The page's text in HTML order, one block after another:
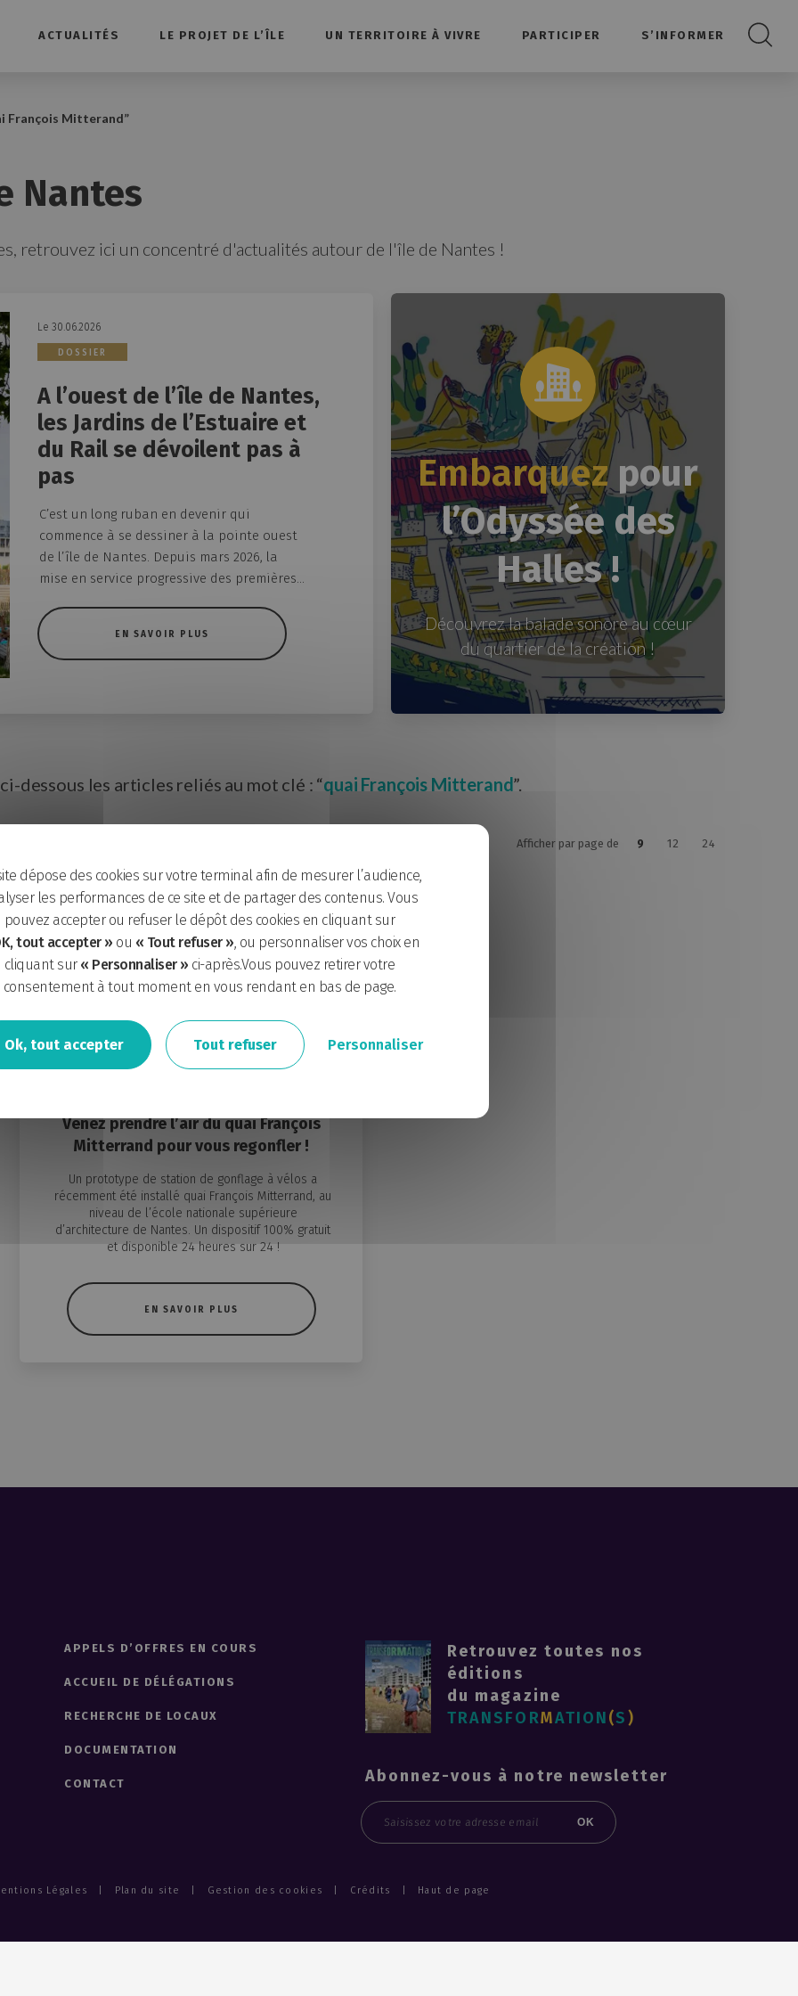
ACTUALITÉS LE PROJET DE L’ÎLE UN TERRITOIRE À VIVRE PARTICIPER
S’INFORMER
François Mitterand”
Nantes
retrouvez ici un concentré d'actualités autour de l'île de Nantes !
Le 30.06.2026
DOSSIER
A l’ouest de l’île de Nantes,
les Jardins de l’Estuaire et
du Rail se dévoilent pas à
pas
C’est un long ruban en devenir qui
commence à se dessiner à la pointe ouest
de l’île de Nantes. Depuis mars 2026, la
mise en service progressive des premières...
EN SAVOIR PLUS
Embarquezpour
l’Odyssée des
Halles !
Découvrez la balade sonore au cœur
du quartier de la création !
dessous les articles reliés au mot clé : “quai François Mitterand”.
Afficher par page de 9 12 24
Le 26.06.2019
Venez prendre l’air du quai François
Mitterrand pour vous regonfler !
Un prototype de station de gonflage à vélos a
récemment été installé quai François Mitterrand, au
niveau de l’école nationale supérieure
d’architecture de Nantes. Un dispositif 100% gratuit
et disponible 24 heures sur 24 !
EN SAVOIR PLUS
APPELS D’OFFRES EN COURS
ACCUEIL DE DÉLÉGATIONS
RECHERCHE DE LOCAUX
DOCUMENTATION
CONTACT
Retrouvez toutes nos
éditions
du magazine
TRANSFORMATION(S)
Abonnez-vous à notre newsletter
Email
OK
Légales Plan du site Gestion des cookies Crédits Haut de page
dépose des cookies sur votre terminal afin de mesurer l’audience,
les performances de ce site et de partager des contenus. Vous
pouvez accepter ou refuser le dépôt des cookies en cliquant sur
tout accepter » ou « Tout refuser » , ou personnaliser vos choix en
cliquant sur « Personnaliser » ci-après.Vous pouvez retirer votre
consentement à tout moment en vous rendant en bas de page.
Ok, tout accepter Tout refuser Personnaliser